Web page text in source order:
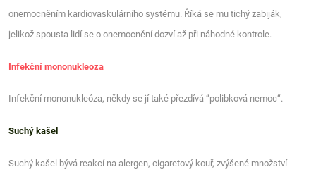
onemocněním kardiovaskulárního systému. Říká se mu tichý zabiják,
jelikož spousta lidí se o onemocnění dozví až při náhodné kontrole.
Infekční mononukleoza
Infekční mononukleóza, někdy se jí také přezdívá “polibková nemoc“.
Suchý kašel
Suchý kašel bývá reakcí na alergen, cigaretový kouř, zvýšené množství